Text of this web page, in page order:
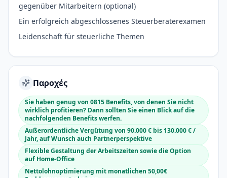
gegenüber Mitarbeitern (optional)
Ein erfolgreich abgeschlossenes Steuerberaterexamen
Leidenschaft für steuerliche Themen
Παροχές
Sie haben genug von 0815 Benefits, von denen Sie nicht
wirklich profitieren? Dann sollten Sie einen Blick auf die
nachfolgenden Benefits werfen.
Außerordentliche Vergütung von 90.000 € bis 130.000 € /
Jahr, auf Wunsch auch Partnerperspektive
Flexible Gestaltung der Arbeitszeiten sowie die Option
auf Home-Office
Nettolohnoptimierung mit monatlichen 50,00€